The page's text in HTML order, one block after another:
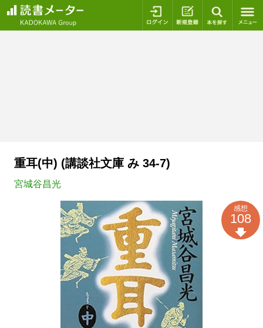
ログイン 新規登録
重耳(中) (講談社文庫 み 34-7)
宮城谷昌光
感想
108